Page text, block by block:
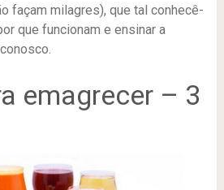
façam milagres), que tal conhecê-
que funcionam e ensinar a
emagrecer – 3